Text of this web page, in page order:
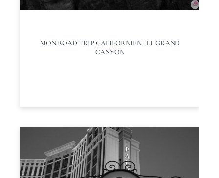
MON ROAD TRIP CALIFORNIEN : LE GRAND
CANYON